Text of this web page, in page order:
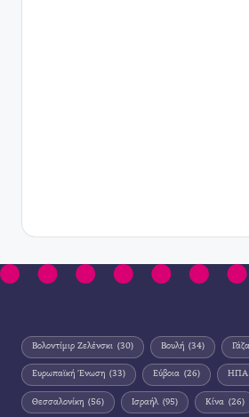
Βολοντίμιρ Ζελένσκι (30) Βουλή (34) Γάζα
Ευρωπαϊκή Ένωση (33) Εύβοια (26) ΗΠΑ
Θεσσαλονίκη (56) Ισραήλ (95) Κίνα (26)